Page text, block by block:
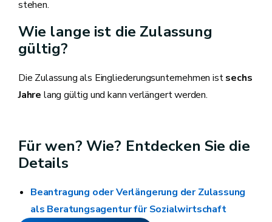
stehen.
Wie lange ist die Zulassung
gültig?
Die Zulassung als Eingliederungsunternehmen istsechs
Jahre lang gültig und kann verlängert werden.
Für wen? Wie? Entdecken Sie die
Details
Beantragung oder Verlängerung der Zulassung
als Beratungsagentur für Sozialwirtschaft